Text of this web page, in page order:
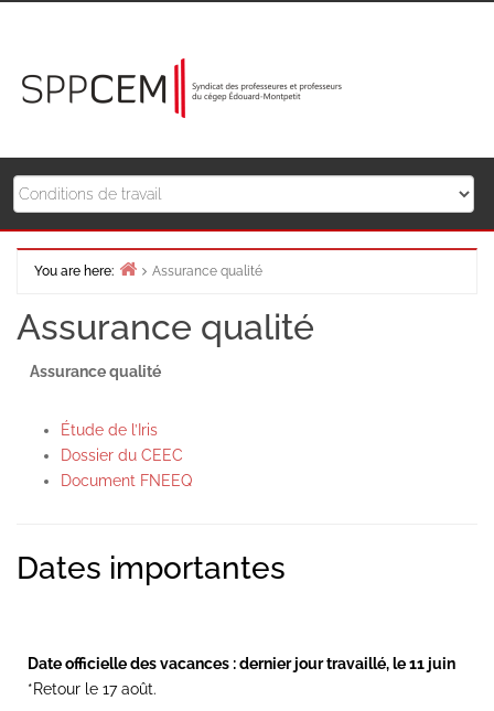
You are here:
Assurance qualité
Assurance qualité
Assurance qualité
Étude de l’Iris
Dossier du CEEC
Document FNEEQ
Secondary
Sidebar
Dates importantes
Date officielle des vacances : dernier jour travaillé, le 11 juin
*Retour le 17 août.